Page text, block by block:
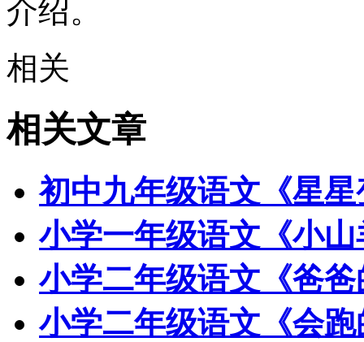
介绍。
相关
相关文章
初中九年级语文《星
小学一年级语文《小
小学二年级语文《爸
小学二年级语文《会